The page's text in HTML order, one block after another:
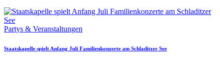
Partys & Veranstaltungen
Staatskapelle spielt Anfang Juli Familienkonzerte am Schladitzer See